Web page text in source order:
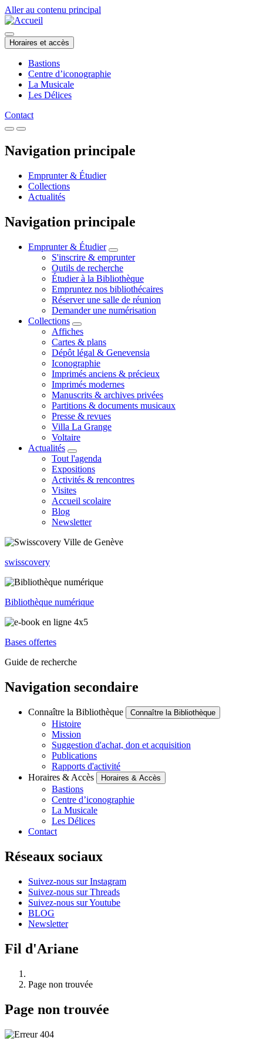
Aller au contenu principal
Horaires et accès
Bastions
Centre d’iconographie
La Musicale
Les Délices
Contact
Navigation principale
Emprunter & Étudier
Collections
Actualités
Navigation principale
Emprunter & Étudier
S'inscrire & emprunter
Outils de recherche
Étudier à la Bibliothèque
Empruntez nos bibliothécaires
Réserver une salle de réunion
Demander une numérisation
Collections
Affiches
Cartes & plans
Dépôt légal & Genevensia
Iconographie
Imprimés anciens & précieux
Imprimés modernes
Manuscrits & archives privées
Partitions & documents musicaux
Presse & revues
Villa La Grange
Voltaire
Actualités
Tout l'agenda
Expositions
Activités & rencontres
Visites
Accueil scolaire
Blog
Newsletter
swisscovery
Bibliothèque numérique
Bases offertes
Guide de recherche
Navigation secondaire
Connaître la Bibliothèque Connaître la Bibliothèque
Histoire
Mission
Suggestion d'achat, don et acquisition
Publications
Rapports d'activité
Horaires & Accès
Horaires & Accès
Bastions
Centre d’iconographie
La Musicale
Les Délices
Contact
Réseaux sociaux
Suivez-nous sur Instagram
Suivez-nous sur Threads
Suivez-nous sur Youtube
BLOG
Newsletter
Fil d'Ariane
Page non trouvée
Page non trouvée